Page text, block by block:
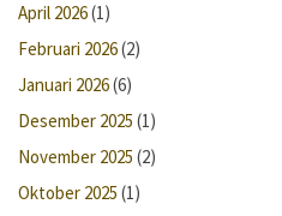
April 2026(1)
Februari 2026(2)
Januari 2026(6)
Desember 2025 (1)
November 2025 (2)
Oktober 2025 (1)